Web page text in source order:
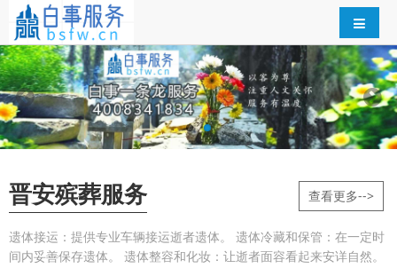
晋安殡葬服务
遗体接运：提供专业车辆接运逝者遗体。 遗体冷藏和保管：在一定时
间内妥善保存遗体。 遗体整容和化妆：让逝者面容看起来安详自然。
查看更多-->